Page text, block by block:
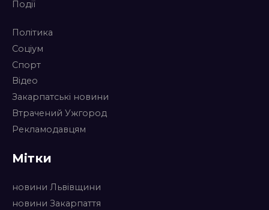
Події
Політика
Соціум
Спорт
Відео
Закарпатські новини
Втрачений Ужгород
Рекламодавцям
Мітки
новини Львівщини
новини Закарпаття